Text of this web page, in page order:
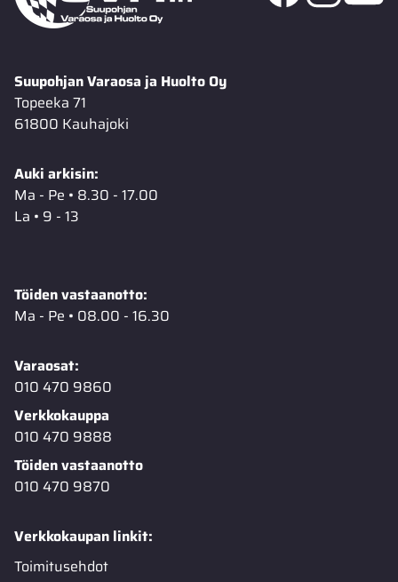
Suupohjan Varaosa ja Huolto Oy
Topeeka 71
61800 Kauhajoki
Auki arkisin:
Ma - Pe • 8.30 - 17.00
La • 9 - 13
Töiden vastaanotto:
Ma - Pe • 08.00 - 16.30
Varaosat:
010 470 9860
Verkkokauppa
010 470 9888
Töiden vastaanotto
010 470 9870
Verkkokaupan linkit:
Toimitusehdot